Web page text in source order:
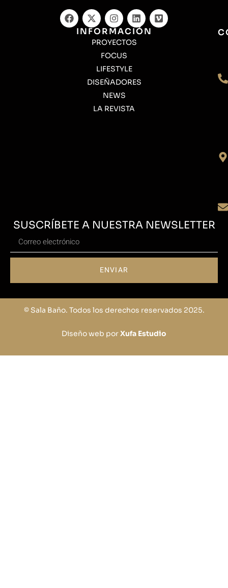
INFORMACIÓN
PROYECTOS
FOCUS
LIFESTYLE
DISEÑADORES
NEWS
LA REVISTA
SUSCRÍBETE A NUESTRA NEWSLETTER
ENVIAR
© Sala Baño. Todos los derechos reservados 2025.
Diseño web porXufa Estudio